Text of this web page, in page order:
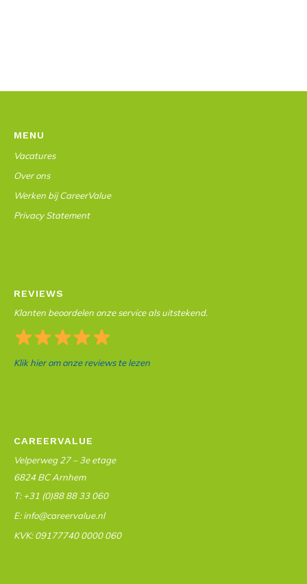
MENU
Vacatures
Over ons
Werken bij CareerValue
Privacy Statement
REVIEWS
Klanten beoordelen onze service als uitstekend.
Klik hier om onze reviews te lezen
CAREERVALUE
Velperweg 27 – 3e etage
6824 BC Arnhem
T: +31 (0)88 88 33 060
E: info@careervalue.nl
KVK: 09177740 0000 060